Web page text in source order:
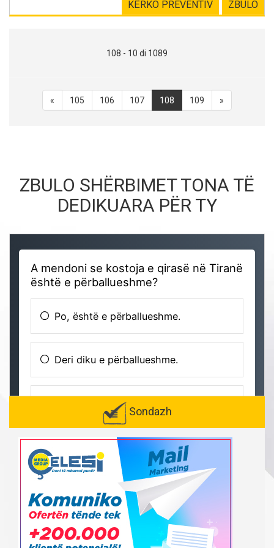
ZBULO
KËRKO PREVENTIV
108 - 10 di 1089
« 105 106 107 108 109 »
ZBULO SHËRBIMET TONA TË
DEDIKUARA PËR TY
Sondazh